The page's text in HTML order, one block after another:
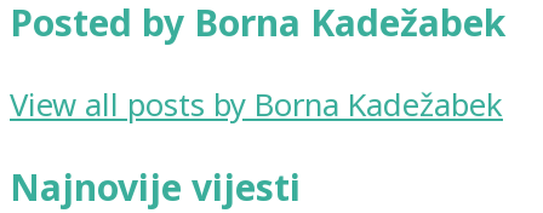
Posted by Borna Kadežabek
View all posts by Borna Kadežabek
Najnovije vijesti